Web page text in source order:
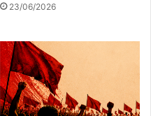
23/06/2026